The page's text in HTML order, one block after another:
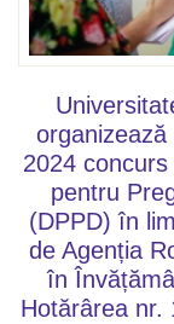
2024
pentru
(DPPD) în
de Agenția
în
Hotărârea nr.